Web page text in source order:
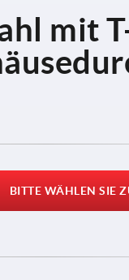
mit
BITTE WÄHLEN SIE